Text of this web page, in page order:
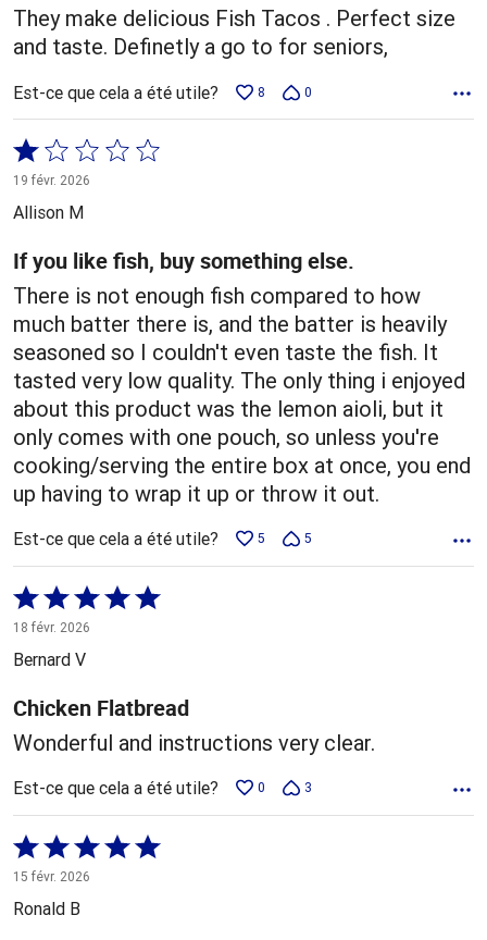
They make delicious Fish Tacos . Perfect size
and taste. Definetly a go to for seniors,
Est-ce que cela a été utile? 8 0
Coté
1 sur
5
19 févr. 2026
Allison M
If you like fish, buy something else.
There is not enough fish compared to how
much batter there is, and the batter is heavily
seasoned so I couldn't even taste the fish. It
tasted very low quality. The only thing i enjoyed
about this product was the lemon aioli, but it
only comes with one pouch, so unless you're
cooking/serving the entire box at once, you end
up having to wrap it up or throw it out.
Est-ce que cela a été utile? 5 5
Coté
5 sur
5
18 févr. 2026
Bernard V
Chicken Flatbread
Wonderful and instructions very clear.
Est-ce que cela a été utile? 0 3
Coté
5 sur
5
15 févr. 2026
Ronald B